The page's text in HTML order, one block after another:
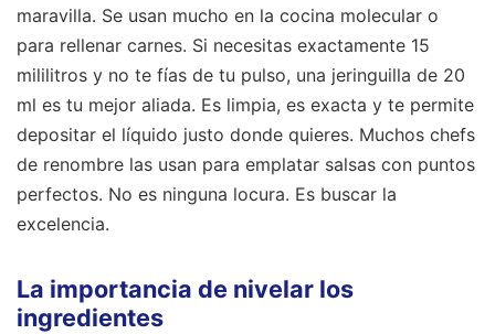
maravilla. Se usan mucho en la cocina molecular o
para rellenar carnes. Si necesitas exactamente 15
mililitros y no te fías de tu pulso, una jeringuilla de 20
ml es tu mejor aliada. Es limpia, es exacta y te permite
depositar el líquido justo donde quieres. Muchos chefs
de renombre las usan para emplatar salsas con puntos
perfectos. No es ninguna locura. Es buscar la
excelencia.
La importancia de nivelar los
ingredientes